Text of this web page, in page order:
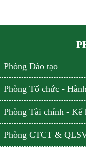
Phòng Đào tạo
Phòng Tổ chức -
Phòng Tài chính - Kế
Phòng CTCT &